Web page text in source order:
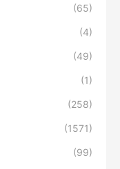
(65)
(4)
(49)
(1)
(258)
(1571)
(99)